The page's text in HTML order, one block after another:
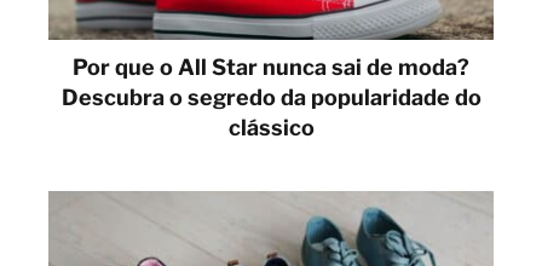
Por que o All Star nunca sai de moda?
Descubra o segredo da popularidade do
clássico